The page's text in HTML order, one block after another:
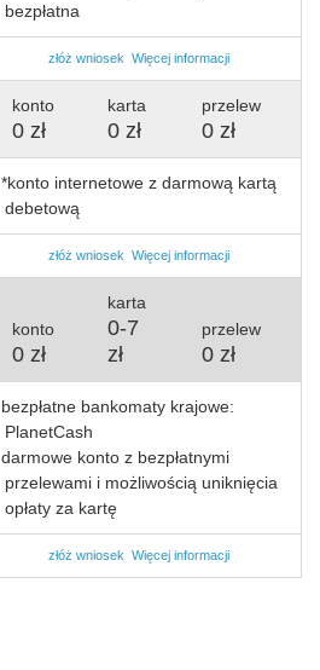
bezpłatna
złóż wniosek Więcej informacji
konto
0 zł
karta
0 zł
przelew
0 zł
*konto internetowe z darmową kartą
debetową
złóż wniosek Więcej informacji
konto
0 zł
karta
0-7
zł
przelew
0 zł
bezpłatne bankomaty krajowe:
PlanetCash
darmowe konto z bezpłatnymi
przelewami i możliwością uniknięcia
opłaty za kartę
złóż wniosek Więcej informacji